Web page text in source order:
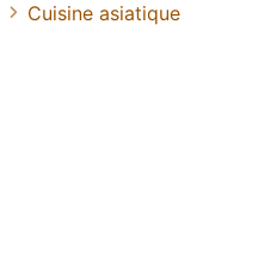
Cuisine asiatique